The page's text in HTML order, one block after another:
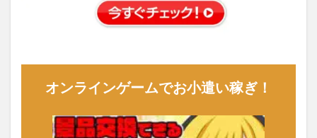
オンラインゲームでお小遣い稼ぎ！